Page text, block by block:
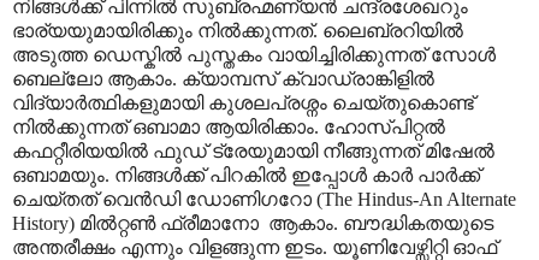
നിങ്ങൾക്ക് പിന്നിൽ സുബ്രഹ്മണ്യൻ ചന്ദ്രശേഖറും
ഭാര്യയുമായിരിക്കും നിൽക്കുന്നത്. ലൈബ്രറിയിൽ
അടുത്ത ഡെസ്കിൽ പുസ്തകം വായിച്ചിരിക്കുന്നത് സോൾ
ബെല്ലോ ആകാം. ക്യാമ്പസ് ക്വാഡ്രാങ്കിളിൽ
വിദ്യാർത്ഥികളുമായി കുശലപ്രശ്നം ചെയ്തുകൊണ്ട്
നിൽക്കുന്നത് ഒബാമാ ആയിരിക്കാം. ഹോസ്പിറ്റൽ
കഫറ്റീരിയയിൽ ഫുഡ് ട്രേയുമായി നീങ്ങുന്നത് മിഷേൽ
ഒബാമയും. നിങ്ങൾക്ക് പിറകിൽ ഇപ്പോൾ കാർ പാർക്ക്
ചെയ്തത് വെൻഡി ഡോണിഗറോ (The Hindus-An Alternate
History) മിൽറ്റൺ ഫ്രീമാനോ ആകാം. ബൗദ്ധികതയുടെ
അന്തരീക്ഷം എന്നും വിളങ്ങുന്ന ഇടം. യൂണിവേഴ്സിറ്റി ഓഫ്